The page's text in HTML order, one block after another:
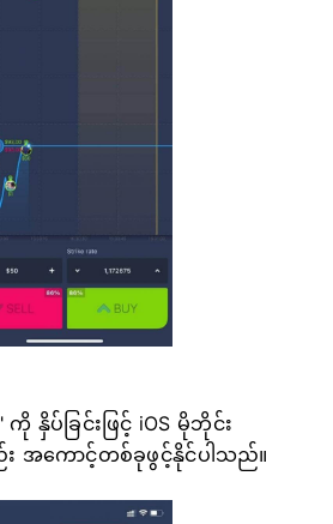
နှိပ်ခြင်းဖြင့် iOS မိုဘိုင်း
အကောင့်တစ်ခုဖွင့်နိုင်ပါသည်။